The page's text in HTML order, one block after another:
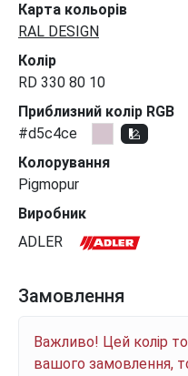
Карта кольорів
RAL DESIGN
Колір
RD 330 80 10
Приблизний колір RGB
#d5c4ce
Колорування
Pigmopur
Виробник
ADLER
Замовлення
Важливо! Цей колір
вашого замовлення,